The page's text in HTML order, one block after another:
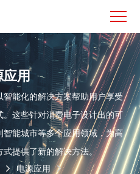
用
能化的解决方案帮助用户享受
这些针对消费电子设计出的可
能城市等多个应用领域，为高
提供了新的解决方法。
电源应用